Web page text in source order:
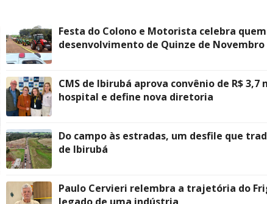
Festa do Colono e Motorista celebra
desenvolvimento de Quinze de Novembro
CMS de Ibirubá aprova convênio de R$ 3,7
hospital e define nova diretoria
Do campo às estradas, um desfile que
de Ibirubá
Paulo Cervieri relembra a trajetória do